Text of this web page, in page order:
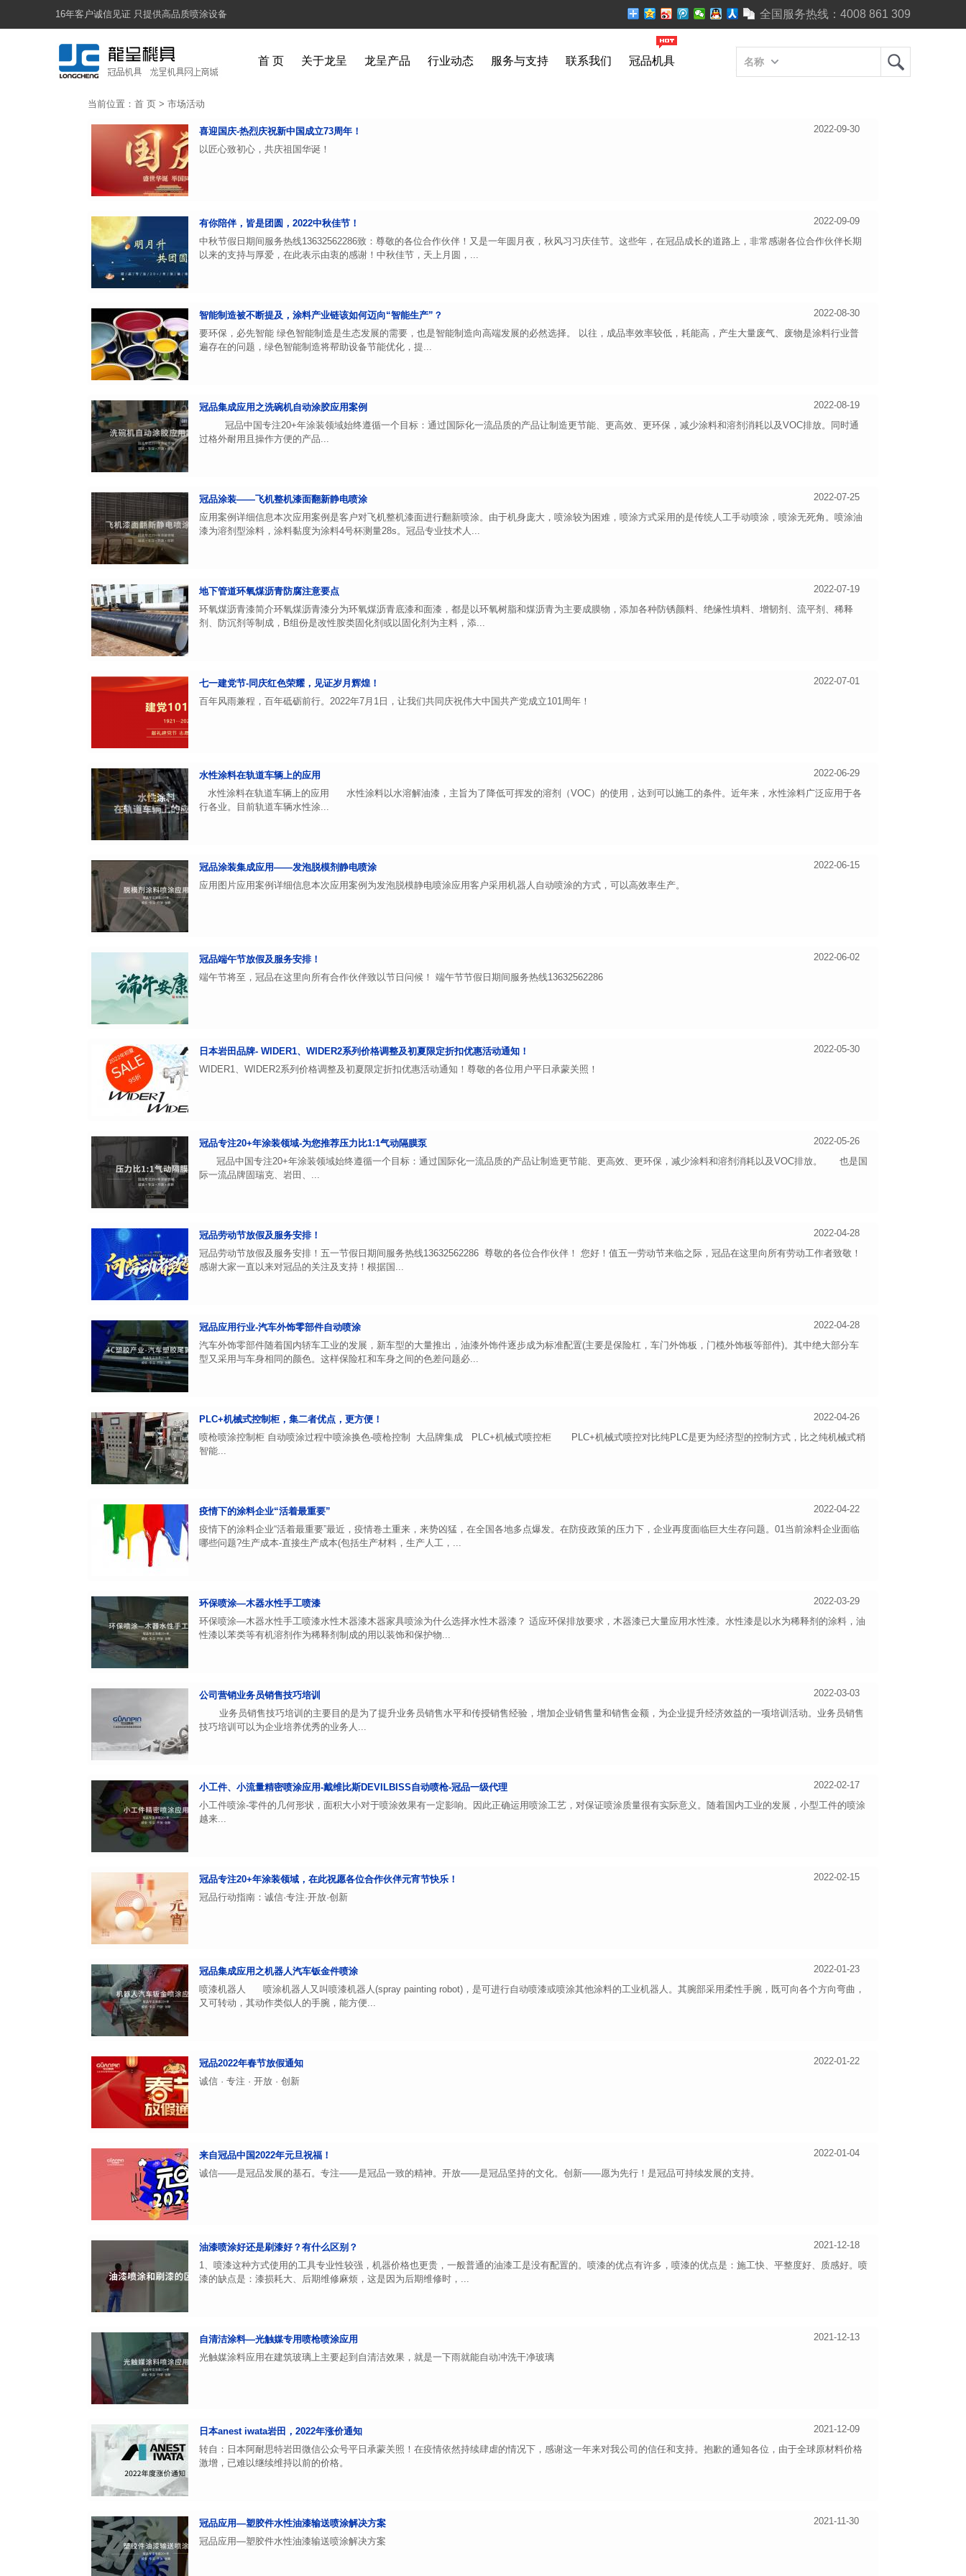
16年客户诚信见证 只提供高品质喷涂设备 全国服务热线： 4008 861 309
首 页 关于龙呈 龙呈产品 行业动态 服务与支持 联系我们 冠品机具 名称
当前位置： 首 页 > 市场活动
喜迎国庆-热烈庆祝新中国成立73周年！
2022-09-30
以匠心致初心，共庆祖国华诞！
有你陪伴，皆是团圆，2022中秋佳节！
2022-09-09
中秋节假日期间服务热线13632562286致：尊敬的各位合作伙伴！又是一年圆月夜，秋风习习庆佳节。这些年，在冠品成长的道路上，非常感谢各位合作伙伴长期
以来的支持与厚爱，在此表示由衷的感谢！中秋佳节，天上月圆，...
智能制造被不断提及，涂料产业链该如何迈向“智能生产”？
2022-08-30
要环保，必先智能 绿色智能制造是生态发展的需要，也是智能制造向高端发展的必然选择。 以往，成品率效率较低，耗能高，产生大量废气、废物是涂料行业普
遍存在的问题，绿色智能制造将帮助设备节能优化，提...
冠品集成应用之洗碗机自动涂胶应用案例
2022-08-19
冠品中国专注20+年涂装领域始终遵循一个目标：通过国际化一流品质的产品让制造更节能、更高效、更环保，减少涂料和溶剂消耗以及VOC排放。同时通
过格外耐用且操作方便的产品...
冠品涂装——飞机整机漆面翻新静电喷涂
2022-07-25
应用案例详细信息本次应用案例是客户对飞机整机漆面进行翻新喷涂。由于机身庞大，喷涂较为困难，喷涂方式采用的是传统人工手动喷涂，喷涂无死角。喷涂油
漆为溶剂型涂料，涂料黏度为涂料4号杯测量28s。冠品专业技术人...
地下管道环氧煤沥青防腐注意要点
2022-07-19
环氧煤沥青漆简介环氧煤沥青漆分为环氧煤沥青底漆和面漆，都是以环氧树脂和煤沥青为主要成膜物，添加各种防锈颜料、绝缘性填料、增韧剂、流平剂、稀释
剂、防沉剂等制成，B组份是改性胺类固化剂或以固化剂为主料，添...
七一建党节-同庆红色荣耀，见证岁月辉煌！
2022-07-01
百年风雨兼程，百年砥砺前行。2022年7月1日，让我们共同庆祝伟大中国共产党成立101周年！
水性涂料在轨道车辆上的应用
2022-06-29
水性涂料在轨道车辆上的应用 水性涂料以水溶解油漆，主旨为了降低可挥发的溶剂（VOC）的使用，达到可以施工的条件。近年来，水性涂料广泛应用于各
行各业。目前轨道车辆水性涂...
冠品涂装集成应用——发泡脱模剂静电喷涂
2022-06-15
应用图片应用案例详细信息本次应用案例为发泡脱模静电喷涂应用客户采用机器人自动喷涂的方式，可以高效率生产。
冠品端午节放假及服务安排！
2022-06-02
端午节将至，冠品在这里向所有合作伙伴致以节日问候！ 端午节节假日期间服务热线13632562286
日本岩田品牌- WIDER1、WIDER2系列价格调整及初夏限定折扣优惠活动通知！
2022-05-30
WIDER1、WIDER2系列价格调整及初夏限定折扣优惠活动通知！尊敬的各位用户平日承蒙关照！
冠品专注20+年涂装领域-为您推荐压力比1:1气动隔膜泵
2022-05-26
冠品中国专注20+年涂装领域始终遵循一个目标：通过国际化一流品质的产品让制造更节能、更高效、更环保，减少涂料和溶剂消耗以及VOC排放。 也是国
际一流品牌固瑞克、岩田、...
冠品劳动节放假及服务安排！
2022-04-28
冠品劳动节放假及服务安排！五一节假日期间服务热线13632562286 尊敬的各位合作伙伴！ 您好！值五一劳动节来临之际，冠品在这里向所有劳动工作者致敬！
感谢大家一直以来对冠品的关注及支持！根据国...
冠品应用行业-汽车外饰零部件自动喷涂
2022-04-28
汽车外饰零部件随着国内轿车工业的发展，新车型的大量推出，油漆外饰件逐步成为标准配置(主要是保险杠，车门外饰板，门榄外饰板等部件)。其中绝大部分车
型又采用与车身相同的颜色。这样保险杠和车身之间的色差问题必...
PLC+机械式控制柜，集二者优点，更方便！
2022-04-26
喷枪喷涂控制柜 自动喷涂过程中喷涂换色-喷枪控制 大品牌集成 PLC+机械式喷控柜 PLC+机械式喷控对比纯PLC是更为经济型的控制方式，比之纯机械式稍
智能...
疫情下的涂料企业“活着最重要”
2022-04-22
疫情下的涂料企业“活着最重要”最近，疫情卷土重来，来势凶猛，在全国各地多点爆发。在防疫政策的压力下，企业再度面临巨大生存问题。01当前涂料企业面临
哪些问题?生产成本-直接生产成本(包括生产材料，生产人工，...
环保喷涂—木器水性手工喷漆
2022-03-29
环保喷涂—木器水性手工喷漆水性木器漆木器家具喷涂为什么选择水性木器漆？ 适应环保排放要求，木器漆已大量应用水性漆。水性漆是以水为稀释剂的涂料，油
性漆以苯类等有机溶剂作为稀释剂制成的用以装饰和保护物...
公司营销业务员销售技巧培训
2022-03-03
业务员销售技巧培训的主要目的是为了提升业务员销售水平和传授销售经验，增加企业销售量和销售金额，为企业提升经济效益的一项培训活动。业务员销售
技巧培训可以为企业培养优秀的业务人...
小工件、小流量精密喷涂应用-戴维比斯DEVILBISS自动喷枪-冠品一级代理
2022-02-17
小工件喷涂-零件的几何形状，面积大小对于喷涂效果有一定影响。因此正确运用喷涂工艺，对保证喷涂质量很有实际意义。随着国内工业的发展，小型工件的喷涂
越来...
冠品专注20+年涂装领域，在此祝愿各位合作伙伴元宵节快乐！
2022-02-15
冠品行动指南：诚信·专注·开放·创新
冠品集成应用之机器人汽车钣金件喷涂
2022-01-23
喷漆机器人 喷涂机器人又叫喷漆机器人(spray painting robot)，是可进行自动喷漆或喷涂其他涂料的工业机器人。其腕部采用柔性手腕，既可向各个方向弯曲，
又可转动，其动作类似人的手腕，能方便...
冠品2022年春节放假通知
2022-01-22
诚信 · 专注 · 开放 · 创新
来自冠品中国2022年元旦祝福！
2022-01-04
诚信——是冠品发展的基石。专注——是冠品一致的精神。开放——是冠品坚持的文化。创新——愿为先行！是冠品可持续发展的支持。
油漆喷涂好还是刷漆好？有什么区别？
2021-12-18
1、喷漆这种方式使用的工具专业性较强，机器价格也更贵，一般普通的油漆工是没有配置的。喷漆的优点有许多，喷漆的优点是：施工快、平整度好、质感好。喷
漆的缺点是：漆损耗大、后期维修麻烦，这是因为后期维修时，...
自清洁涂料—光触媒专用喷枪喷涂应用
2021-12-13
光触媒涂料应用在建筑玻璃上主要起到自清洁效果，就是一下雨就能自动冲洗干净玻璃
日本anest iwata岩田，2022年涨价通知
2021-12-09
转自：日本阿耐思特岩田微信公众号平日承蒙关照！在疫情依然持续肆虐的情况下，感谢这一年来对我公司的信任和支持。抱歉的通知各位，由于全球原材料价格
激增，已难以继续维持以前的价格。
冠品应用—塑胶件水性油漆输送喷涂解决方案
2021-11-30
冠品应用—塑胶件水性油漆输送喷涂解决方案